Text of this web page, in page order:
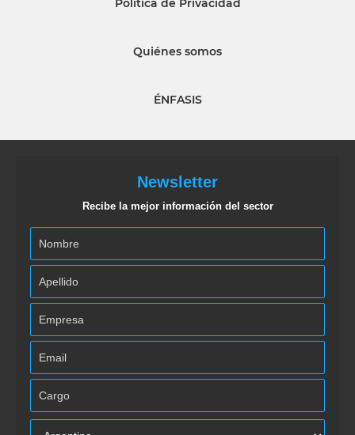
Quiénes somos
ÉNFASIS
Newsletter
Recibe la mejor información del sector